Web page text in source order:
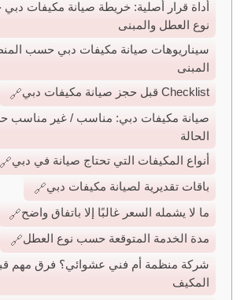
أداة قرار أصلية: خريطة صيانة مكيفات
نوع العطل والمبنى
سيناريوهات صيانة مكيفات دبي حسب
المبنى
Checklist قبل حجز صيانة مكيفات دبي
صيانة مكيفات دبي: مناسب / غير مناسب
الحالة
أنواع المكيفات التي تحتاج صيانة في دبي
باقات تقديرية لصيانة مكيفات دبي
ما لا يشمله السعر غالبًا إلا باتفاق واضح
مدة الخدمة المتوقعة حسب نوع العطل
شركة منظمة أم فني عشوائي؟ فرق مهم
المكيف